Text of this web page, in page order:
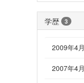
学歴 3
2009年4
2007年4